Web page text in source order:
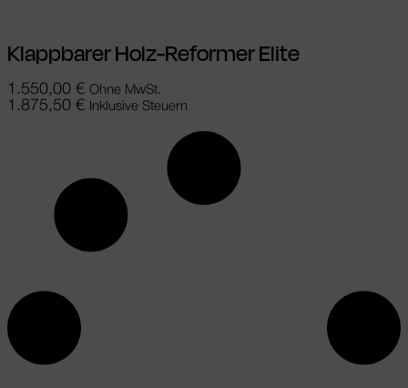
Klappbarer Holz-Reformer Elite
1.550,00 € Ohne MwSt.
1.875,50 € Inklusive Steuern